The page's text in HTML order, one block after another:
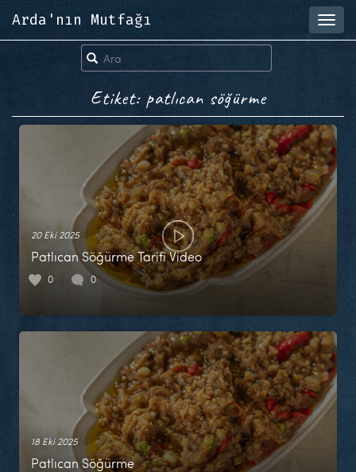
Arda'nın Mutfağı
Etiket: patlıcan söğürme
20 Eki 2025
Patlıcan Söğürme Tarifi Video
0 0
18 Eki 2025
Patlıcan Söğürme